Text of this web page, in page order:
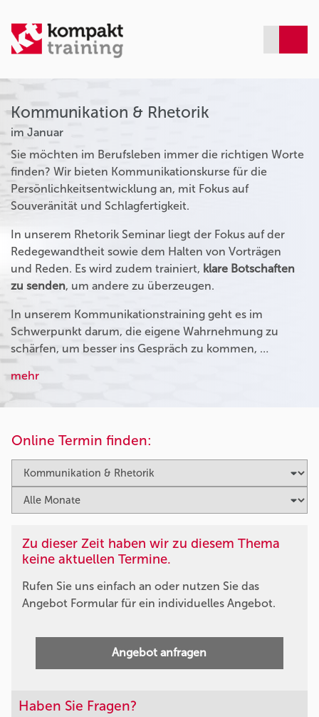
Kommunikation & Rhetorik
im Januar
Sie möchten im Berufsleben immer die richtigen Worte
finden? Wir bieten Kommunikationskurse für die
Persönlichkeitsentwicklung an, mit Fokus auf
Souveränität und Schlagfertigkeit.
In unserem Rhetorik Seminar liegt der Fokus auf der
Redegewandtheit sowie dem Halten von Vorträgen
und Reden. Es wird zudem trainiert, klare Botschaften
zu senden, um andere zu überzeugen.
In unserem Kommunikationstraining geht es im
Schwerpunkt darum, die eigene Wahrnehmung zu
schärfen, um besser ins Gespräch zu kommen, …
mehr
Online Termin finden:
Zu dieser Zeit haben wir zu diesem Thema
keine aktuellen Termine.
Rufen Sie uns einfach an oder nutzen Sie das
Angebot Formular für ein individuelles Angebot.
Angebot anfragen
Haben Sie Fragen?